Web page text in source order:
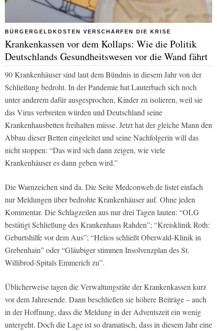
BÜRGERGELDKOSTEN VERSCHÄRFEN DIE KRISE
Krankenkassen vor dem Kollaps: Wie die Politik
Deutschlands Gesundheitswesen vor die Wand fährt
90 Krankenhäuser sind laut dem Bündnis in diesem Jahr von der
Schließung bedroht. In der Pandemie hat Lauterbach sich noch
unter anderem dafür ausgesprochen, Kinder zu isolieren, weil sie
das Virus verbreiten würden und Deutschland seine
Krankenhausbetten freihalten müsse. Jetzt hat der gleiche Mann den
Abbau dieser Betten eingeleitet und seine Nachfolgerin will das
nicht stoppen: “Das wird sich dann zeigen, wie viele
Krankenhäuser es dann geben wird.”
Die Warnzeichen sind da. Die Seite Medconweb.de listet einfach
nur Meldungen über bedrohte Krankenhäuser auf. Ohne jeden
Kommentar. Die Schlagzeilen aus nur drei Tagen lauten: “OLG
bestätigt Schließung des Krankenhaus Rahden”; “Kreisklinik Roth:
Geburtshilfe vor dem Aus”; “Helios schließt Oberwald-Klinik in
Grebenhain” oder “Gläubiger stimmen Insolvenzplan des St.
Willibrod-Spitals Emmerich zu”.
Üblicherweise tagen die Verwaltungsräte der Krankenkassen kurz
vor dem Jahresende. Dann beschließen sie höhere Beiträge – auch
in der Hoffnung, dass die Meldung in der Adventszeit ein wenig
untergeht. Doch die Lage ist so dramatisch, dass in diesem Jahr eine